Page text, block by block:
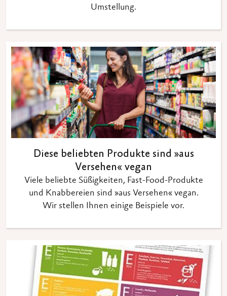
Umstellung.
Diese beliebten Produkte sind »aus
Versehen« vegan
Viele beliebte Süßigkeiten, Fast-Food-Produkte
und Knabbereien sind »aus Versehen« vegan.
Wir stellen Ihnen einige Beispiele vor.